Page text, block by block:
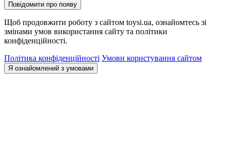
Повідомити про появу
Щоб продовжити роботу з сайтом toysi.ua, ознайомтесь зі
змінами умов використання сайту та політики
конфіденційності.
Політика конфіденційності Умови користування сайтом
Я ознайомлений з умовами